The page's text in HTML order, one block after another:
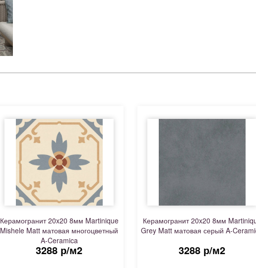
Керамогранит 20x20 8мм Martinique
Mishele Matt матовая многоцветный
A-Ceramica
3288 р/м2
Керамогранит 20x20 8мм
Grey Matt матовая серый A-
3288 р/м2